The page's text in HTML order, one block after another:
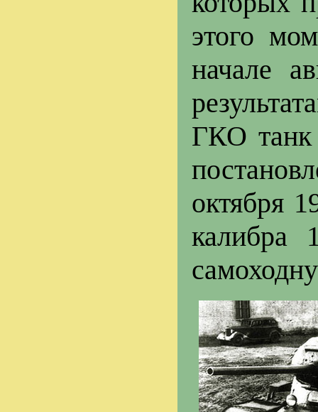
этого
начале
ГКО
октября
калибра